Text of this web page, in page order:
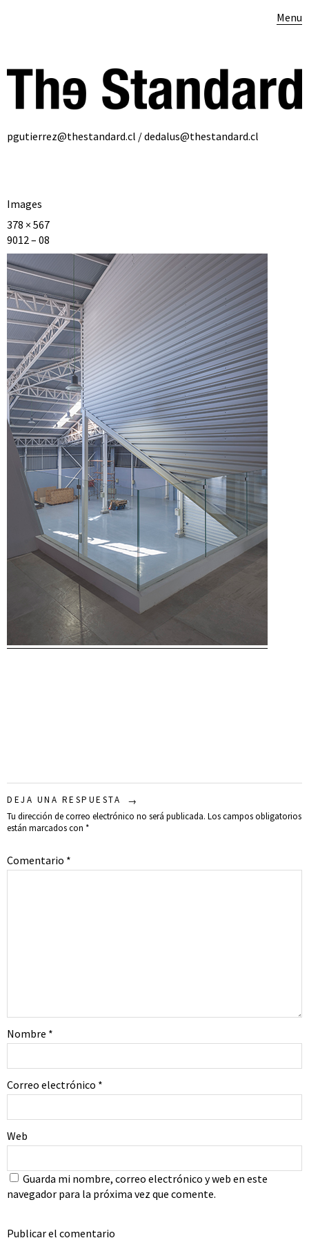
Menu
pgutierrez@thestandard.cl / dedalus@thestandard.cl
Images
378 × 567
9012 – 08
DEJA UNA RESPUESTA
Tu dirección de correo electrónico no será publicada. Los campos obligatorios
están marcados con *
Comentario *
Nombre *
Correo electrónico *
Web
Guarda mi nombre, correo electrónico y web en este
navegador para la próxima vez que comente.